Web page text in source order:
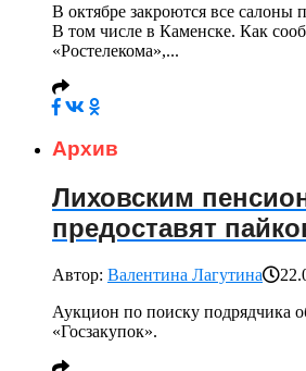
В октябре закроются все салоны
В том числе в Каменске. Как
«Ростелекома»,...
Архив
Лиховским
предоставят
Автор: Валентина Лагутина
Аукцион по поиску подрядчика
«Госзакупок».